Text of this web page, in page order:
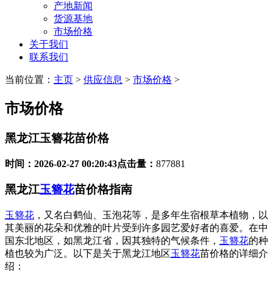
产地新闻
货源基地
市场价格
关于我们
联系我们
当前位置： 主页 > 供应信息 > 市场价格 >
市场价格
黑龙江玉簪花苗价格
时间： 2026-02-27 00:20:43点击量： 877881
黑龙江玉簪花苗价格指南
玉簪花 ，又名白鹤仙、玉泡花等，是多年生宿根草本植物，以
其美丽的花朵和优雅的叶片受到许多园艺爱好者的喜爱。在中
国东北地区，如黑龙江省，因其独特的气候条件， 玉簪花的种
植也较为广泛。以下是关于黑龙江地区玉簪花苗价格的详细介
绍：